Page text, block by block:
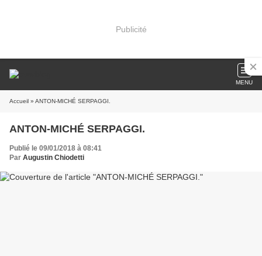
Publicité
MENU
Accueil » ANTON-MICHÉ SERPAGGI.
ANTON-MICHÉ SERPAGGI.
Publié le 09/01/2018 à 08:41
Par Augustin Chiodetti